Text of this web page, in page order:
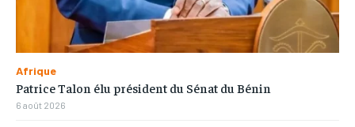
Afrique
Patrice Talon élu président du Sénat du Bénin
6 août 2026